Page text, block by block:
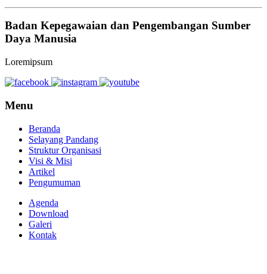
Badan Kepegawaian dan Pengembangan Sumber
Daya Manusia
Loremipsum
Menu
Beranda
Selayang Pandang
Struktur Organisasi
Visi & Misi
Artikel
Pengumuman
Agenda
Download
Galeri
Kontak